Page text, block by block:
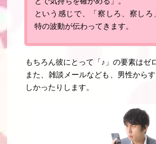
という感じで、「 察しろ、察しろ
特の波動が伝わってきます。
もちろん彼にとって「♪」の要素はゼ
また、 雑談メールなども、男性から
しかったりします。